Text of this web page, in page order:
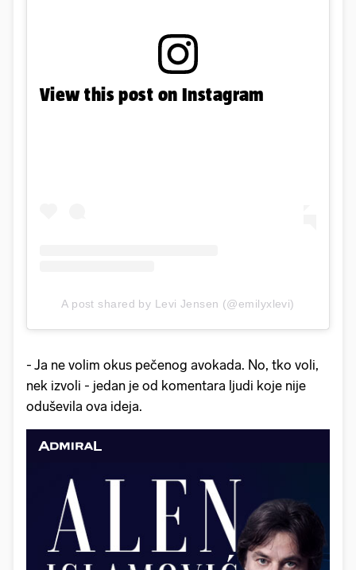
View this post on Instagram
A post shared by Levi Jensen (@emilyxlevi)
- Ja ne volim okus pečenog avokada. No, tko voli,
nek izvoli - jedan je od komentara ljudi koje nije
oduševila ova ideja.